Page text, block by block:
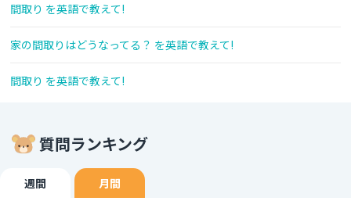
間取り を英語で教えて!
家の間取りはどうなってる？ を英語で教えて!
間取り を英語で教えて!
質問ランキング
週間 月間